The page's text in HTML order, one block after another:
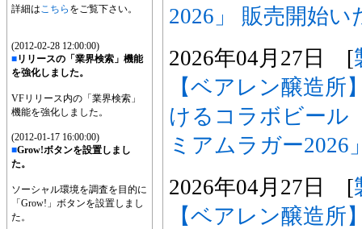
詳細はこちら をご覧下さい。
(2012-02-28 12:00:00)
■リリースの「業界検索」機能
を強化しました。
VFリリース内の「業界検索」
機能を強化しました。
(2012-01-17 16:00:00)
■Grow!ボタンを設置しまし
た。
ソーシャル環境を調査を目的に
「Grow!」ボタンを設置しまし
た。
2026」 販売開始
2026年04月27日 [
【ベアレン醸造所
けるコラボビー
ミアムラガー2026
2026年04月27日 [
【ベアレン醸造所